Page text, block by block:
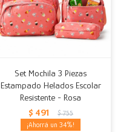
Set Mochila 3 Piezas
Estampado Helados Escolar
Resistente - Rosa
$ 491 $ 755
34